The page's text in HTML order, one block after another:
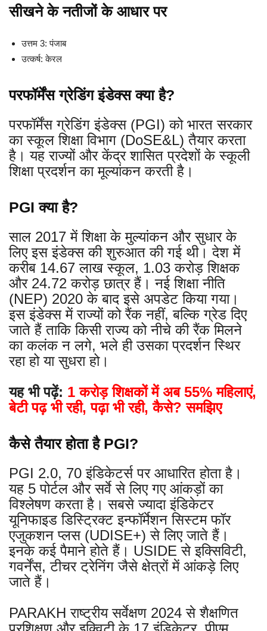
सीखने के नतीजों के आधार पर
उत्तम 3: पंजाब
उत्कर्ष: केरल
परफॉर्मेंस ग्रेडिंग इंडेक्स क्या है?
परफॉर्मेंस ग्रेडिंग इंडेक्स (PGI) को भारत सरकार
का स्कूल शिक्षा विभाग (DoSE&L) तैयार करता
है। यह राज्यों और केंद्र शासित प्रदेशों के स्कूली
शिक्षा प्रदर्शन का मूल्यांकन करती है।
PGI क्या है?
साल 2017 में शिक्षा के मुल्यांकन और सुधार के
लिए इस इंडेक्स की शुरुआत की गई थी। देश में
करीब 14.67 लाख स्कूल, 1.03 करोड़ शिक्षक
और 24.72 करोड़ छात्र हैं। नई शिक्षा नीति
(NEP) 2020 के बाद इसे अपडेट किया गया।
इस इंडेक्स में राज्यों को रैंक नहीं, बल्कि ग्रेड दिए
जाते हैं ताकि किसी राज्य को नीचे की रैंक मिलने
का कलंक न लगे, भले ही उसका प्रदर्शन स्थिर
रहा हो या सुधरा हो।
यह भी पढ़ें: 1 करोड़ शिक्षकों में अब 55% महिलाएं,
बेटी पढ़ भी रही, पढ़ा भी रही, कैसे? समझिए
कैसे तैयार होता है PGI?
PGI 2.0, 70 इंडिकेटर्स पर आधारित होता है।
यह 5 पोर्टल और सर्वे से लिए गए आंकड़ों का
विश्लेषण करता है। सबसे ज्यादा इंडिकेटर
यूनिफाइड डिस्ट्रिक्ट इन्फॉर्मेशन सिस्टम फॉर
एजुकशन प्लस (UDISE+) से लिए जाते हैं।
इनके कई पैमाने होते हैं। USIDE से इक्सिविटी,
गवर्नेंस, टीचर ट्रेनिंग जैसे क्षेत्रों में आंकड़े लिए
जाते हैं।
PARAKH राष्ट्रीय सर्वेक्षण 2024 से शैक्षणित